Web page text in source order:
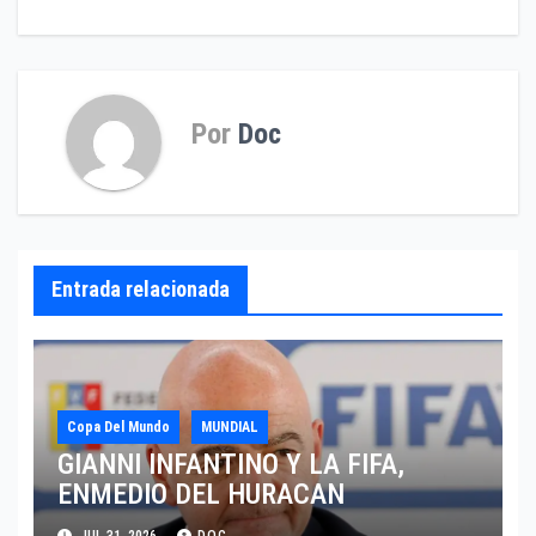
Por Doc
Entrada relacionada
Copa Del Mundo MUNDIAL
GIANNI INFANTINO Y LA FIFA,
ENMEDIO DEL HURACAN